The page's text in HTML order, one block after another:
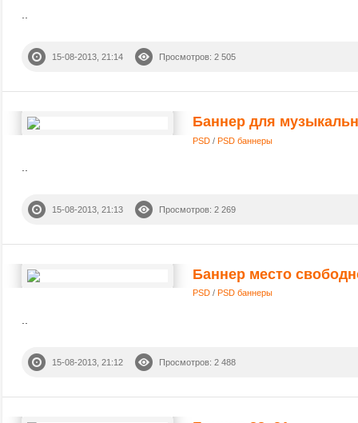
15-08-2013, 21:14 Просмотров: 2 505
Баннер для
PSD / PSD баннеры
15-08-2013, 21:13 Просмотров: 2 269
Баннер место
PSD / PSD баннеры
15-08-2013, 21:12 Просмотров: 2 488